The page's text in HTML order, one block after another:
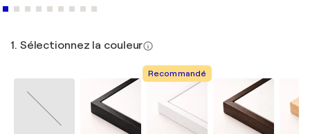
1. Sélectionnez la couleur
Recommandé